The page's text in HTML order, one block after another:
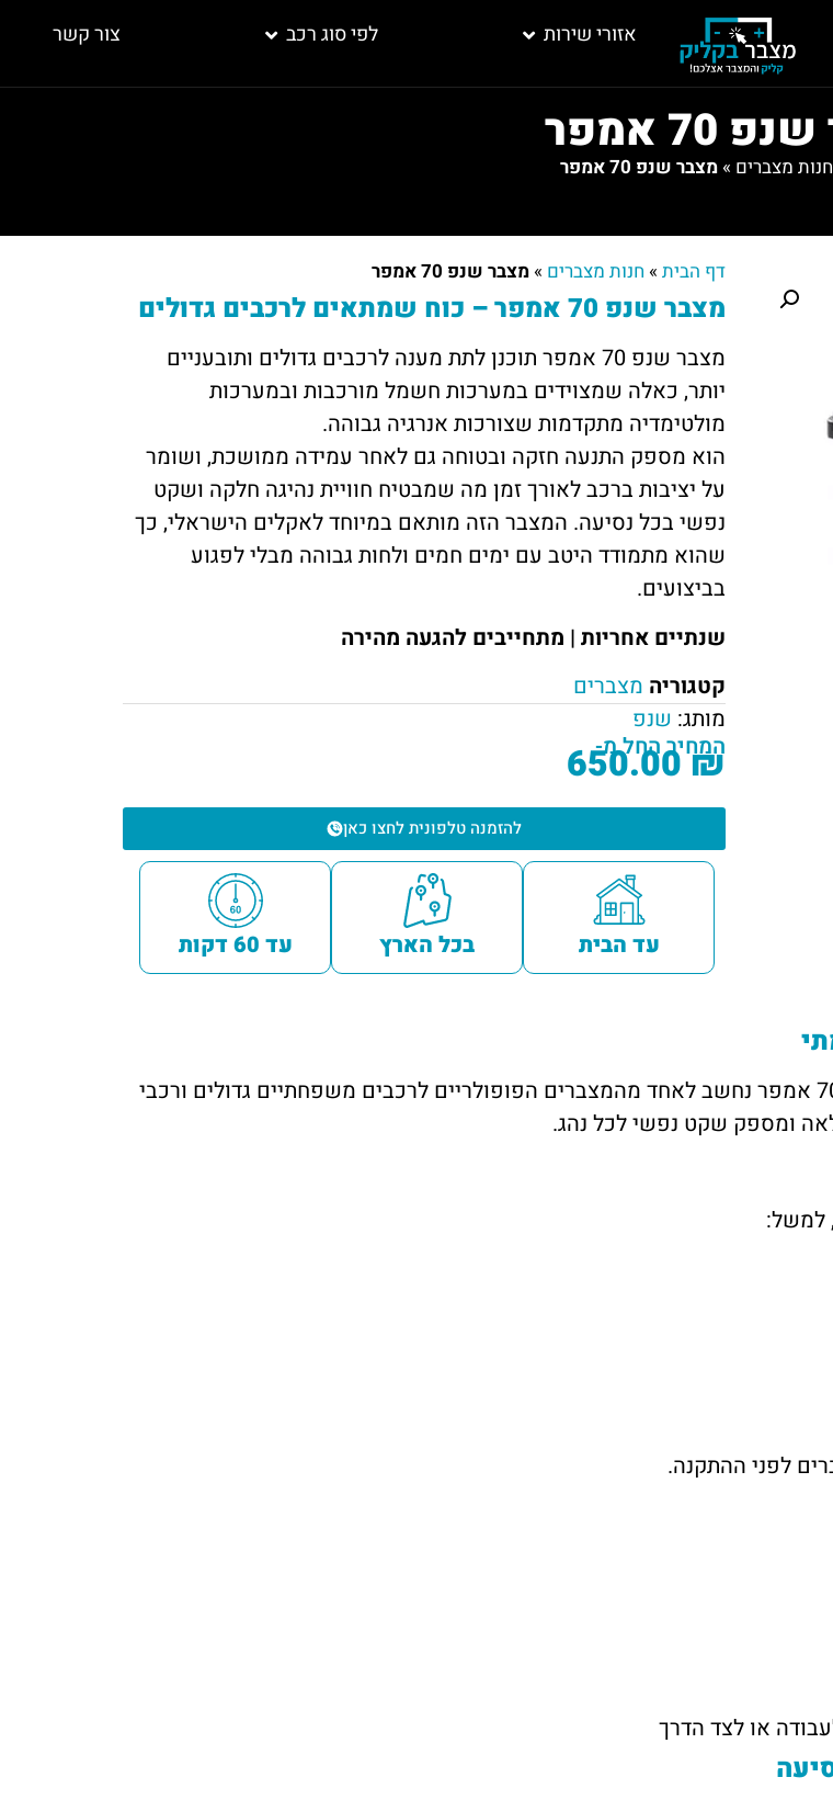
אזורי שירות לפי סוג רכב צור קשר
אמפר
חנות מצברים »מצבר שנפ 70 אמפר
דף הבית » חנות מצברים » מצבר שנפ 70 אמפר
מצבר שנפ 70 אמפר – כוח שמתאים לרכבים גדולים
מצבר שנפ 70 אמפר תוכנן לתת מענה לרכבים גדולים ותובעניים
יותר, כאלה שמצוידים במערכות חשמל מורכבות ובמערכות
מולטימדיה מתקדמות שצורכות אנרגיה גבוהה.
הוא מספק התנעה חזקה ובטוחה גם לאחר עמידה ממושכת, ושומר
על יציבות ברכב לאורך זמן מה שמבטיח חוויית נהיגה חלקה ושקט
נפשי בכל נסיעה. המצבר הזה מותאם במיוחד לאקלים הישראלי, כך
שהוא מתמודד היטב עם ימים חמים ולחות גבוהה מבלי לפגוע
בביצועים.
שנתיים אחריות | מתחייבים להגעה מהירה
קטגוריה מצברים
מותג: שנפ
המחיר החל מ-
650.00₪
להזמנה טלפונית לחצו כאן
עד הבית בכל הארץ עד 60 דקות
מותג שנפ ממשיך להוביל את שוק המצברים בישראל, ודגם 70 אמפר נחשב לאחד מהמצברים הפופולריים לרכבים משפחתיים גדולים ורכבי
ומספק שקט נפשי לכל נהג.
למשל:
לפני ההתקנה.
או לצד הדרך